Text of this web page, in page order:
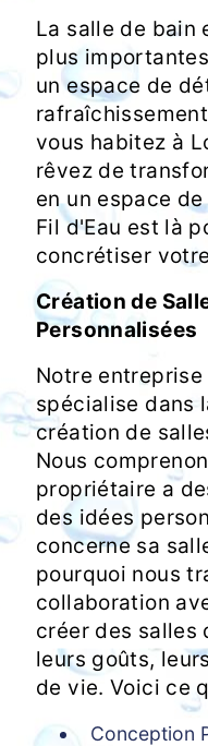
La salle de bain
plus
un espace de
vous habitez à
rêvez de
en un espace
Fil d'Eau est là
concrétiser
Création de
Personnalisées
Notre entreprise
spécialise dans
création de
Nous
propriétaire a
des idées
concerne sa
pourquoi nous
collaboration
créer des salles
leurs goûts,
de vie. Voici ce
Conception